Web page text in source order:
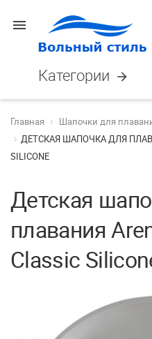
menu
Категории arrow_forward
Главная Шапочки для
ДЕТСКАЯ ШАПОЧКА ДЛЯ
SILICONE
Детская
плавания
Classic